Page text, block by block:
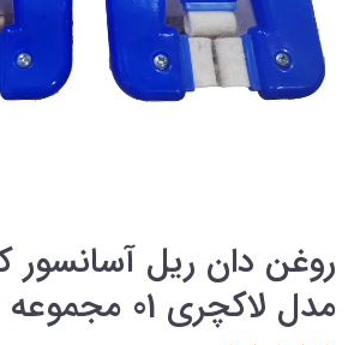
روغن دان ریل
مدل لاکچری 01 مجموعه 2 عددی